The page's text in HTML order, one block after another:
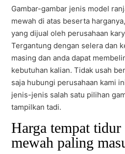
Gambar-gambar jenis model
mewah di atas beserta
yang dijual oleh perusahaan
Tergantung dengan selera dan
masing dan anda dapat
kebutuhan kalian. Tidak usah
saja hubungi perusahaan kami
jenis-jenis salah satu pilihan
tampilkan tadi.
Harga tempat tidur
mewah paling